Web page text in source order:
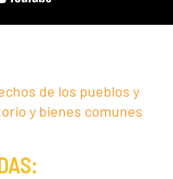
de los pueblos y
y bienes comunes